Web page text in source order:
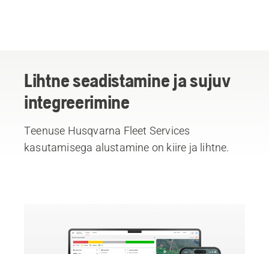
Lihtne seadistamine ja sujuv
integreerimine
Teenuse Husqvarna Fleet Services
kasutamisega alustamine on kiire ja lihtne.